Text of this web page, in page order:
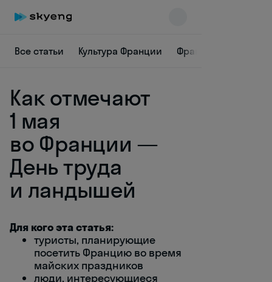
Все статьи Культура Франции Французская
Как отмечают
1 мая
во Франции —
День труда
и ландышей
Для кого эта статья:
туристы, планирующие
посетить Францию во время
майских праздников
люди, интересующиеся
Skyeng Chat
online